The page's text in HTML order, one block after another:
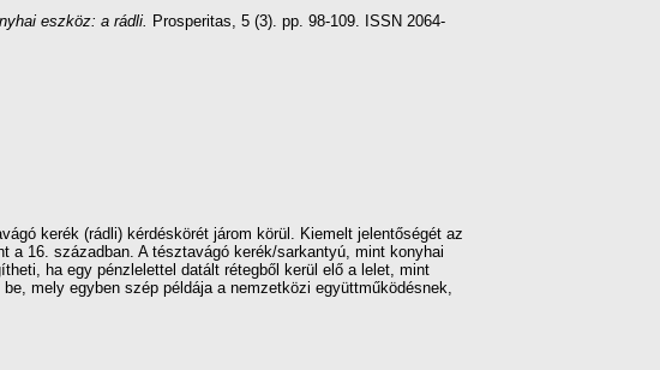
eszköz: a rádli.
Prosperitas, 5 (3). pp. 98-109. ISSN 2064-
kerék (rádli) kérdéskörét járom körül. Kiemelt jelentőségét az
16. században. A tésztavágó kerék/sarkantyú, mint konyhai
ha egy pénzlelettel datált rétegből kerül elő a lelet, mint
mely egyben szép példája a nemzetközi együttműködésnek,